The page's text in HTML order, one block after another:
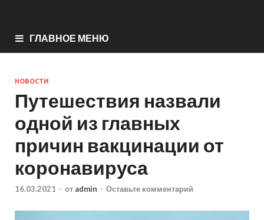
ГЛАВНОЕ МЕНЮ
НОВОСТИ
Путешествия назвали
одной из главных
причин вакцинации от
коронавируса
16.03.2021 - от admin - Оставьте комментарий